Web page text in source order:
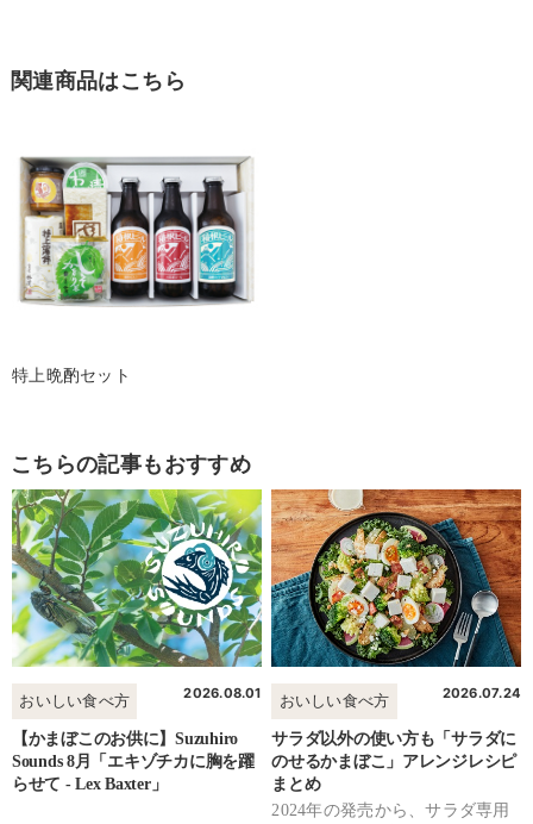
関連商品はこちら
特上晩酌セット
こちらの記事もおすすめ
おいしい食べ方
2026.08.01
【かまぼこのお供に】Suzuhiro
Sounds 8月「エキゾチカに胸を躍
らせて - Lex Baxter」
おいしい食べ方
2026.07.24
サラダ以外の使い方も「サラダに
のせるかまぼこ」アレンジレシピ
まとめ
2024年の発売から、サラダ専用